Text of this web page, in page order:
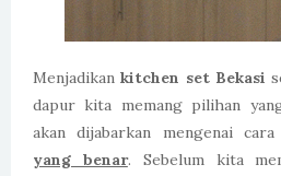
Menjadikankitchen set Bekasi
dapur kita memang pilihan
akan dijabarkan mengenai cara
yang benar. Sebelum kita